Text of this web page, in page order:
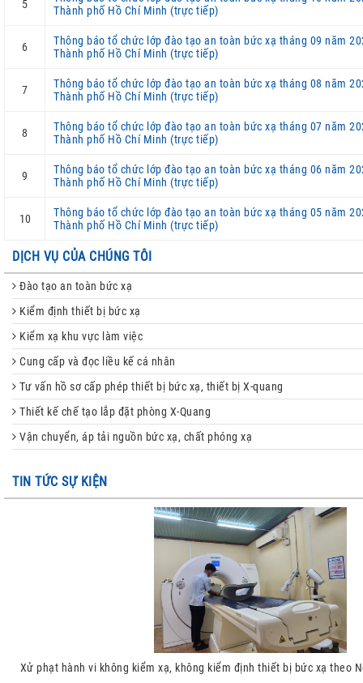
5
Thành phố Hồ Chí Minh (trực tiếp)
6
Thông báo tổ chức lớp đào tạo an toàn bức xạ tháng 09 năm
Thành phố Hồ Chí Minh (trực tiếp)
7
Thông báo tổ chức lớp đào tạo an toàn bức xạ tháng 08 năm
Thành phố Hồ Chí Minh (trực tiếp)
8
Thông báo tổ chức lớp đào tạo an toàn bức xạ tháng 07 năm
Thành phố Hồ Chí Minh (trực tiếp)
9
Thông báo tổ chức lớp đào tạo an toàn bức xạ tháng 06 năm
Thành phố Hồ Chí Minh (trực tiếp)
10
Thông báo tổ chức lớp đào tạo an toàn bức xạ tháng 05 năm
Thành phố Hồ Chí Minh (trực tiếp)
DỊCH VỤ CỦA CHÚNG TÔI
Đào tạo an toàn bức xạ
Kiểm định thiết bị bức xạ
Kiểm xạ khu vực làm việc
Cung cấp và đọc liều kế cá nhân
Tư vấn hồ sơ cấp phép thiết bị bức xạ, thiết bị X-quang
Thiết kế chế tạo lắp đặt phòng X-Quang
Vận chuyển, áp tải nguồn bức xạ, chất phóng xạ
TIN TỨC SỰ KIỆN
Xử phạt hành vi không kiểm xạ, không kiểm định thiết bị bức xạ theo